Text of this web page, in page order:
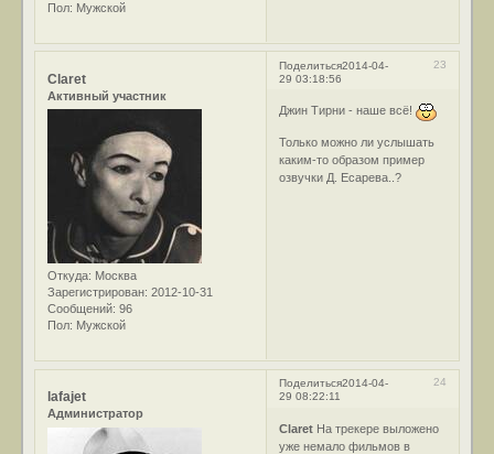
Пол: Мужской
Поделиться 23
2014-04-
29 03:18:56
Claret
Активный участник
Откуда: Москва
Зарегистрирован: 2012-10-31
Сообщений: 96
Пол: Мужской
Джин Тирни - наше всё!
Только можно ли услышать
каким-то образом пример
озвучки Д. Есарева..?
Поделиться 24
2014-04-
29 08:22:11
lafajet
Администратор
Claret На трекере выложено
уже немало фильмов в